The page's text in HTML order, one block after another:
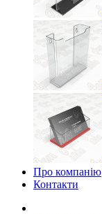
Про компанію
Контакти